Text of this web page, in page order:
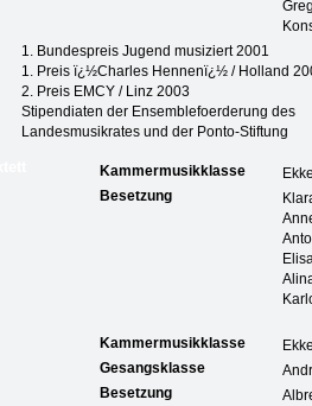
1. Bundespreis Jugend musiziert 2001
1. Preis ï¿½Charles Hennenï¿½ / Holland
2. Preis EMCY / Linz 2003
Stipendiaten der Ensemblefoerderung des
Landesmusikrates und der Ponto-Stiftung
Kammermusikklasse
Besetzung
Kammermusikklasse
Gesangsklasse
Besetzung